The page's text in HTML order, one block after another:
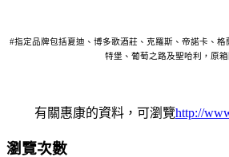
#指定品牌包括夏迪、博多歌酒莊、克羅斯、帝諾卡、
特堡、葡萄之路及聖哈利，原箱
有關惠康的資料，可瀏覽http://
瀏覽次數